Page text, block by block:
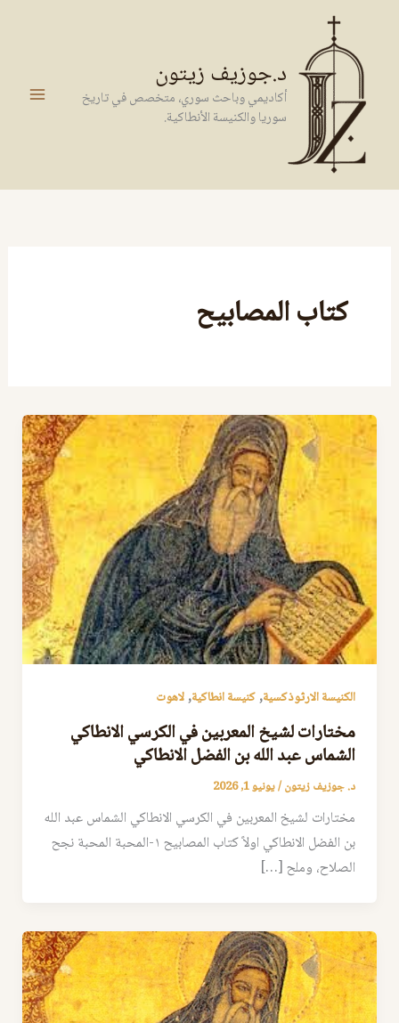
المحتوى
د.جوزيف زيتون
أكاديمي وباحث سوري، متخصص في تاريخ
سوريا والكنيسة الأنطاكية.
كتاب المصابيح
الكنيسة الارثوذكسية,كنيسة انطاكية,لاهوت
مختارات لشيخ المعربين في الكرسي الانطاكي
الشماس عبد الله بن الفضل الانطاكي
د. جوزيف زيتون/يونيو 1, 2026
مختارات لشيخ المعربين في الكرسي الانطاكي الشماس عبد الله
بن الفضل الانطاكي اولاً كتاب المصابيح ١-المحبة المحبة نجح
الصلاح، وملح […]